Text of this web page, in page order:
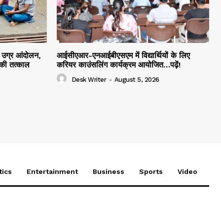
आंदोलन,
तत्काल
आईसीएआर-एनआईबीएसएम में विद्यार्थियों के लिए
करियर काउंसलिंग कार्यक्रम आयोजित…पढ़ें!
Desk Writer - August 5, 2026
Entertainment Business Sports Video